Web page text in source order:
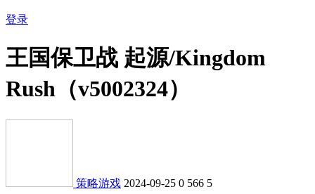
登录
王国保卫战 起源/Kingdom
Rush（v5002324）
策略游戏 2024-09-25 0 566 5